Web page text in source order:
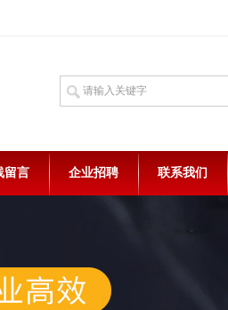
留言 企业招聘 联系我们